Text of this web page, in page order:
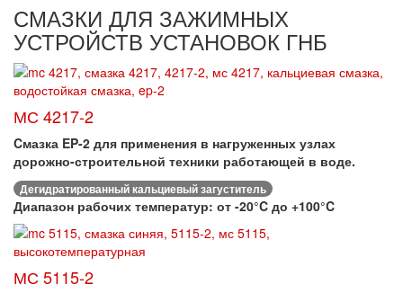
СМАЗКИ ДЛЯ ЗАЖИМНЫХ
УСТРОЙСТВ УСТАНОВОК ГНБ
МС 4217-2
Cмазка EP-2 для применения в нагруженных узлах
дорожно-строительной техники работающей в воде.
Дегидратированный кальциевый загуститель
Диапазон рабочих температур: от -20°C до +100°C
МС 5115-2